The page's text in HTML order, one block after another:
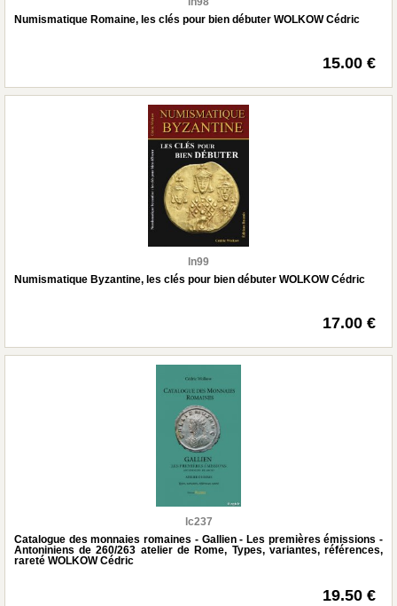
Numismatique Romaine, les clés pour bien débuter WOLKOW Cédric
15.00 €
ln99
Numismatique Byzantine, les clés pour bien débuter WOLKOW Cédric
17.00 €
lc237
Catalogue des monnaies romaines - Gallien - Les premières émissions -
Antoniniens de 260/263 atelier de Rome, Types, variantes, références,
rareté WOLKOW Cédric
19.50 €